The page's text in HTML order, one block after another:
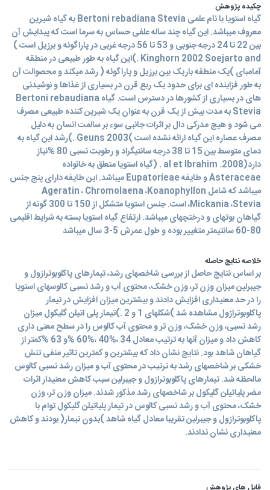
چکیده پژوهش
گیاه استویا با نام علمی Bertoni rebadiana Stevia به گیاه شیرین
معروف میباشد. این گیاه چند ساله علفی حساس به سرما است که پیدایش آن
بین 22 تا 24 درجه جنوبی و 53 تا 56 درجه غربی در پاراگوئه و برزیل است )
Kinghorn 2002 Soejarto and .)این گیاه به طور طبیعی در منطقه
آمامبای )یک منطقه باریک بین برزیل و پاراگوئه ( رشد میکند و محصوالت آن
به طور فزاینده ای برای حدود یک ربع قرن در بسیاری از غذاها و نوشیدنی
های در بسیاری از کشورها در دسترس است. گیاه Bertoni rebaudiana
Stevia به مدت بیش از یک قرن به عنوان یک شیرین کننده طبیعی مصرف
می شود و هیچ مدرکی دال بر اثرات جانبی سوء بر سالمت انسان به دلیل
مصرف عصاره این گیاه ارائه نشده است )2003 Geuns .)رشد این گیاه به
دمای متوسط بین 15 تا 38 درجه سانتیگراد و رطوبت نسبی 80 %نیاز
دارد(2008. al et Ibrahim . (گیاه استویا متعلق به خانواده
Asteraceae و طایفه Eupatorieae میباشد. این طایفه دارای پنج جنس
میباشد که شامل Ageratin ، Chromolaena ،Koanophyllon
،Mickania ،Stevia است. جنس استویا متشکل از 150 تا 300 گونه از
گیاهان بوتهای و درختچهای میباشد. ارتفاع گیاه استویا بسته به شرایط اقلیمی
80-60 سانتیمتر متغییر بوده و طول عمرش 5-3 سال میباشد
خلاصه نتایج حاصله
بر اساس نتایج حاصل از بررسی شاخصهای رشد، تیمارهای پاکلوبوترازول و
جیبرلین میزان وزن تر، وزن خشک، محتوی آب و رشد نسبی کالوسهای استویا
را در حد معنیداری افزایش دادند و بیشترین میزان افزایش در تیمار
پاکلوبوترازول مشاهده شد )شکلهای 1 و 2 .)تیمار پلی اتیلن گلیکول میزان
رشد نسبی، وزن خشک، وزن تر و محتوی آب کالوس را در سطح معنی داری
کاهش داد و میزان آنها به ترتیب معادل 34 ،%40 ،%60 %و 63 %کمتر از
گیاهان شاهد بود. نتایج نشان داد که بیشترین و کمترین تاثیر منفی تنش
خشکی بر شاخصهای رشد به ترتیب در محتوی آب و میزان رشد نسبی کالوس
مالحظه شد. تیمارهای پاکلوبوترازول و جیبرلین سبب کاهش معنیدار اثرات
مضر پلیاتیلن گلیکول بر شاخصهای رشد مذکور شدند. میزان وزن تر، وزن
خشک، محتوی آب و رشد نسبی کالوس در تیمار پلیاتیلن گلیکول توام با
پاکلوبوترازول و جیبرلین تقریبا معادل گیاه شاهد )بدون تیمار( بودند و کاهش
معنیداری نشان ندادند.
فایل های پژوهش